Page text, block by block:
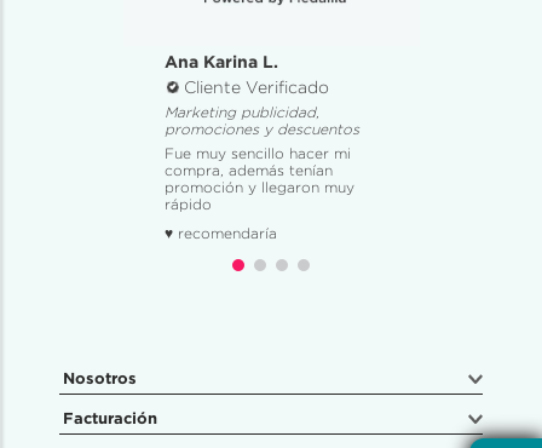
Ana Karina L.
Cliente Verificado
Marketing publicidad,
promociones y descuentos
Fue muy sencillo hacer mi
compra, además tenían
promoción y llegaron muy
rápido
♥ recomendaría
Nosotros
Facturación